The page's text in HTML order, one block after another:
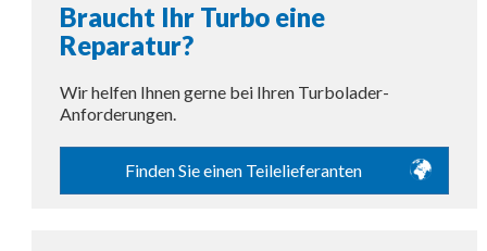
Braucht Ihr Turbo eine
Reparatur?
Wir helfen Ihnen gerne bei Ihren Turbolader-
Anforderungen.
Finden Sie einen Teilelieferanten